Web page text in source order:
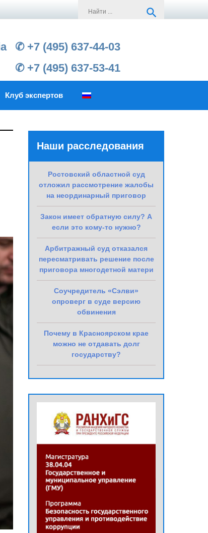
search
✆ +7 (495) 637-44-03
✆ +7 (495) 637-53-41
Клуб экспертов
Наши расследования
Ростовский областной суд
отложил рассмотрение жалобы
на неординарный приговор
Закон имеет обратную силу? А
если это кому-то нужно?
Арбитражный суд отказался
пересматривать решение после
приговора многодетной матери
Соучредитель «Сэлви»
опроверг в суде версию
обвинения
Почему в Красноярском крае
можно не отдавать долг
государству?